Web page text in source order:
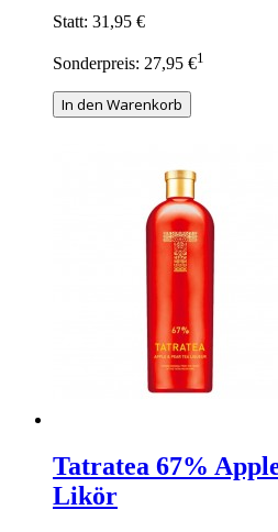
Statt: 31,95 €
Sonderpreis: 27,95 €1
In den Warenkorb
Tatratea 67%
Likör